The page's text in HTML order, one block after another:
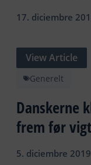
17. diciembre
View Article
Generelt
Danskerne
frem før
5. diciembre 2019